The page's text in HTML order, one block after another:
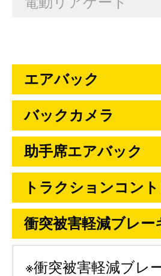
エアバック
バックカメラ
助手席エアバック
トラクションコン
衝突被害軽減ブレー
※衝突被害軽減ブレ